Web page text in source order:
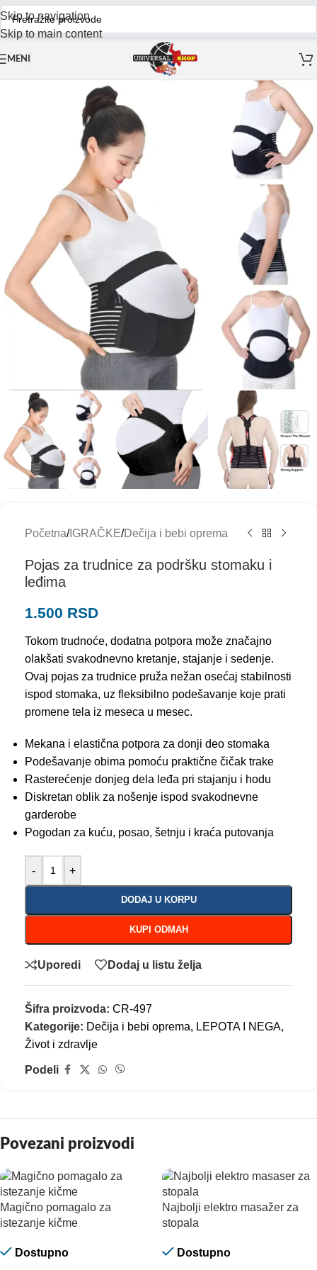
Skip to navigation
Skip to main content
MENI
Početna/IGRAČKE/Dečija i bebi oprema
Pojas za trudnice za podršku stomaku i
leđima
1.500 RSD
Tokom trudnoće, dodatna potpora može značajno
olakšati svakodnevno kretanje, stajanje i sedenje.
Ovaj pojas za trudnice pruža nežan osećaj stabilnosti
ispod stomaka, uz fleksibilno podešavanje koje prati
promene tela iz meseca u mesec.
Mekana i elastična potpora za donji deo stomaka
Podešavanje obima pomoću praktične čičak trake
Rasterećenje donjeg dela leđa pri stajanju i hodu
Diskretan oblik za nošenje ispod svakodnevne
garderobe
Pogodan za kuću, posao, šetnju i kraća putovanja
- +
DODAJ U KORPU
KUPI ODMAH
Uporedi Dodaj u listu želja
Šifra proizvoda: CR-497
Kategorije: Dečija i bebi oprema, LEPOTA I NEGA,
Život i zdravlje
Podeli
Povezani proizvodi
Magično pomagalo za
istezanje kičme
Dostupno
Najbolji elektro masažer za
stopala
Dostupno